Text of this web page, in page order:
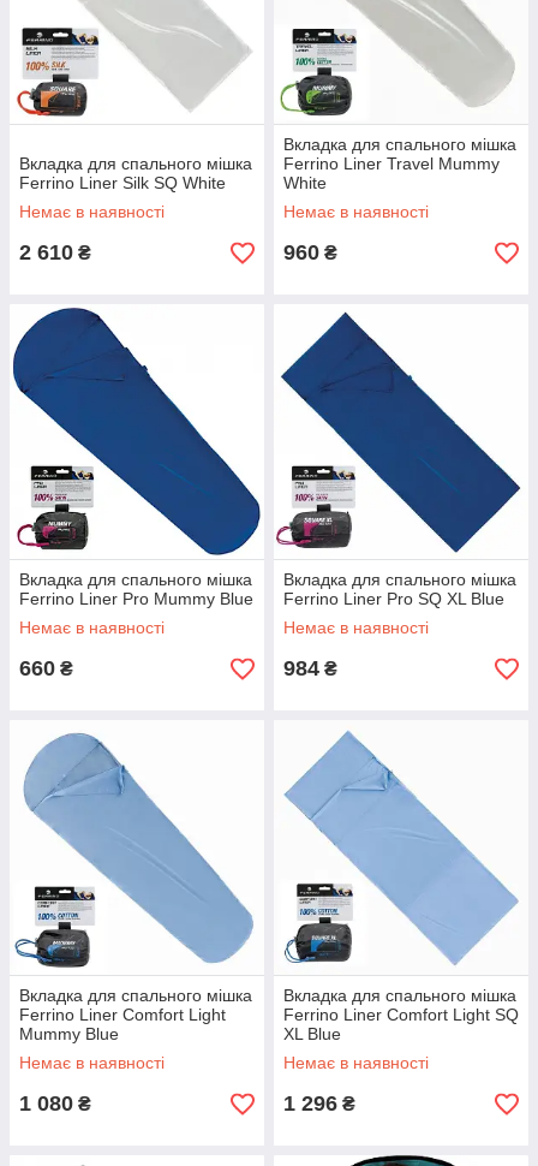
Вкладка для спального мішка
Ferrino Liner Silk SQ White
Немає в наявності
2 610 ₴
Вкладка для спального мішка
Ferrino Liner Travel Mummy
White
Немає в наявності
960 ₴
Вкладка для спального мішка
Ferrino Liner Pro Mummy Blue
Немає в наявності
660 ₴
Вкладка для спального мішка
Ferrino Liner Pro SQ XL Blue
Немає в наявності
984 ₴
Вкладка для спального мішка
Ferrino Liner Comfort Light
Mummy Blue
Немає в наявності
1 080 ₴
Вкладка для спального мішка
Ferrino Liner Comfort Light SQ
XL Blue
Немає в наявності
1 296 ₴